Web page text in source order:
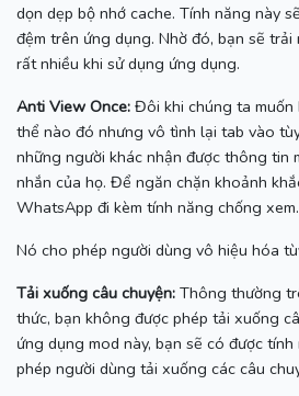
dọn dẹp bộ nhớ cache. Tính năng này
đệm trên ứng dụng. Nhờ đó, bạn sẽ trải
rất nhiều khi sử dụng ứng dụng.
Anti View Once: Đôi khi chúng ta muốn
thể nào đó nhưng vô tình lại tab vào
những người khác nhận được thông tin
nhắn của họ. Để ngăn chặn khoảnh
WhatsApp đi kèm tính năng chống xem.
Nó cho phép người dùng vô hiệu hóa
Tải xuống câu chuyện: Thông thường
thức, bạn không được phép tải xuống
ứng dụng mod này, bạn sẽ có được
phép người dùng tải xuống các câu